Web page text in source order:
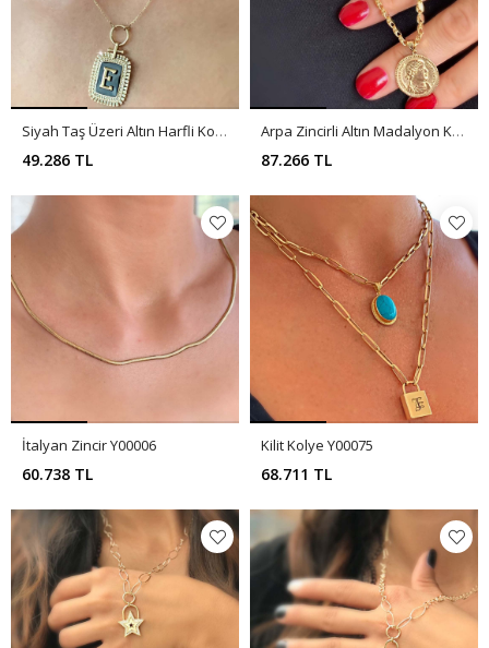
Siyah Taş Üzeri Altın Harfli Kolye Y00003
49.286 TL
Arpa Zincirli Altın Madalyon Kolye Y00004
87.266 TL
İtalyan Zincir Y00006
60.738 TL
Kilit Kolye Y00075
68.711 TL